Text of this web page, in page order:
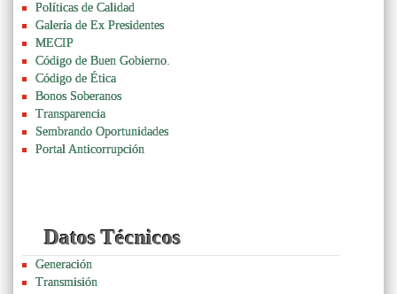
Políticas de Calidad
Galería de Ex Presidentes
MECIP
Código de Buen Gobierno.
Código de Ética
Bonos Soberanos
Transparencia
Sembrando Oportunidades
Portal Anticorrupción
Datos Técnicos
Generación
Transmisión